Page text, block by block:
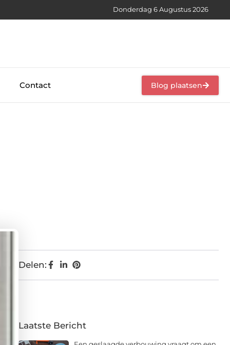
Donderdag 6 Augustus 2026
Contact Blog plaatsen
Delen:
Laatste Bericht